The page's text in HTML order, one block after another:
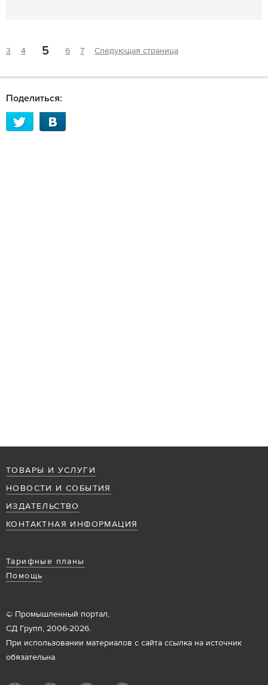
3 4 5 6 7 Следующая страница
Поделиться:
ТОВАРЫ И УСЛУГИ
НОВОСТИ И СОБЫТИЯ
ИЗДАТЕЛЬСТВО
КОНТАКТНАЯ ИНФОРМАЦИЯ
Тарифные планы
Помощь
© Промышленный портал,
СД Групп, 2006-2026.
При использовании материалов с сайта ссылка на источник
обязательна.